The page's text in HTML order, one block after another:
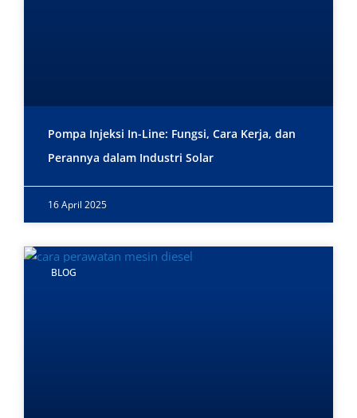
Pompa Injeksi In-Line: Fungsi, Cara Kerja, dan
Perannya dalam Industri Solar
16 April 2025
BLOG